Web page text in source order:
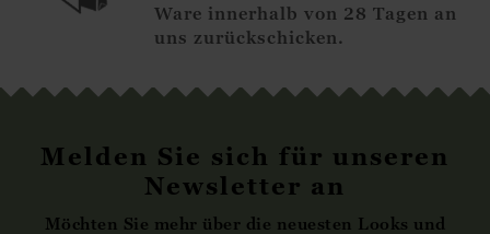
Ware innerhalb von 28 Tagen an
uns zurückschicken.
Melden Sie sich für unseren
Newsletter an
Möchten Sie mehr über die neuesten Looks und